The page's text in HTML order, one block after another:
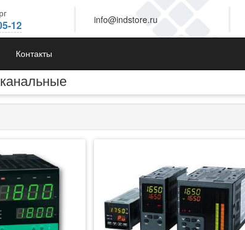
12 info@indstore.ru
Контакты